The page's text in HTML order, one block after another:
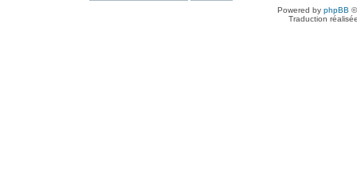
Powered by phpBB
Traduction